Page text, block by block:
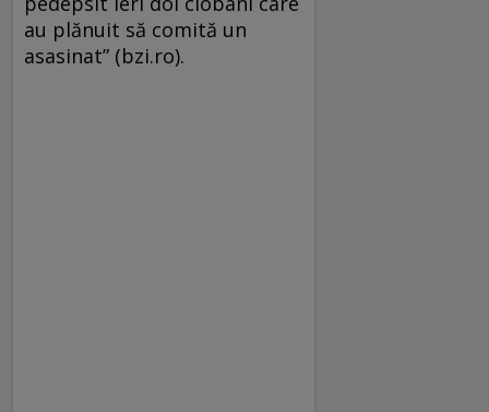
au plănuit să comită un
asasinat” (bzi.ro).